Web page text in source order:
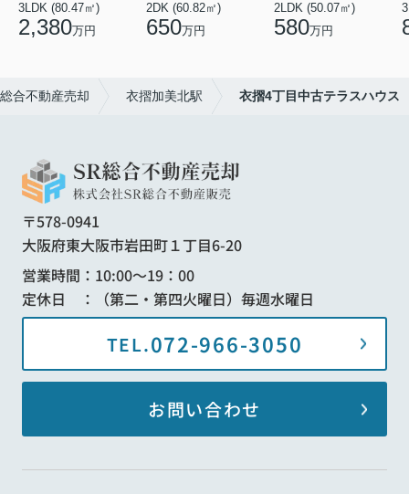
3LDK (80.47㎡)
2,380万円
2DK (60.82㎡)
650万円
2LDK (50.07㎡)
580万円
合不動産売却 衣摺加美北駅 衣摺4丁目中古テラスハウス
〒578-0941
大阪府東大阪市岩田町１丁目6-20
営業時間：10:00～19：00
定休日 ：（第二・第四火曜日）毎週水曜日
TEL.072-966-3050
お問い合わせ